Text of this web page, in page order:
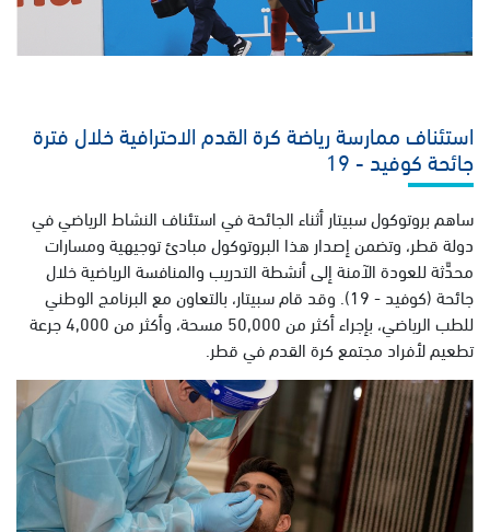
استئناف ممارسة رياضة كرة القدم الاحترافية خلال فترة
جائحة كوفيد - 19
ساهم بروتوكول سبيتار أثناء الجائحة في استئناف النشاط الرياضي في
دولة قطر، وتضمن إصدار هذا البروتوكول مبادئ توجيهية ومسارات
محدَّثة للعودة الآمنة إلى أنشطة التدريب والمنافسة الرياضية خلال
جائحة (كوفيد - 19). وقد قام سبيتار، بالتعاون مع البرنامج الوطني
للطب الرياضي، بإجراء أكثر من 50,000 مسحة، وأكثر من 4,000 جرعة
تطعيم لأفراد مجتمع كرة القدم في قطر.